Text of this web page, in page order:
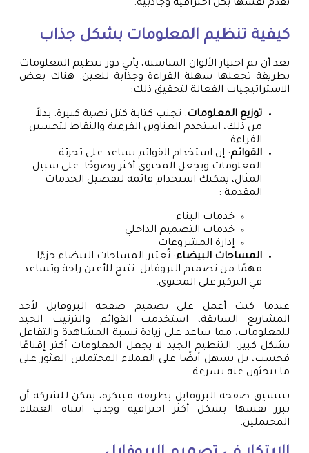
تقدم نفسها بكل احترافية وجاذبية.
كيفية تنظيم المعلومات بشكل جذاب
بعد أن تم اختيار الألوان المناسبة، يأتي دور تنظيم المعلومات
بطريقة تجعلها سهلة القراءة وجذابة للعين. هناك بعض
الاستراتيجيات الفعالة لتحقيق ذلك:
توزيع المعلومات: تجنب كتابة كتل نصية كبيرة. بدلاً
من ذلك، استخدم العناوين الفرعية والنقاط لتحسين
القراءة.
القوائم: إن استخدام القوائم يساعد على تجزئة
المعلومات ويجعل المحتوى أكثر وضوحًا. على سبيل
المثال، يمكنك استخدام قائمة لتفصيل الخدمات
المقدمة :
خدمات البناء
خدمات التصميم الداخلي
إدارة المشروعات
المساحات البيضاء: تُعتبر المساحات البيضاء جزءًا
مهمًا من تصميم البروفايل. تتيح للأعين راحة وتساعد
في التركيز على المحتوى.
عندما كنت أعمل على تصميم صفحة البروفايل لأحد
المشاريع السابقة، استخدمت القوائم والترتيب الجيد
للمعلومات، مما ساعد على زيادة نسبة المشاهدة والتفاعل
بشكل كبير. التنظيم الجيد لا يجعل المعلومات أكثر إقناعًا
فحسب، بل يسهل أيضًا على العملاء المحتملين العثور على
ما يبحثون عنه بسرعة.
بتنسيق صفحة البروفايل بطريقة مبتكرة، يمكن للشركة أن
تبرز نفسها بشكل أكثر احترافية وجذب انتباه العملاء
المحتملين.